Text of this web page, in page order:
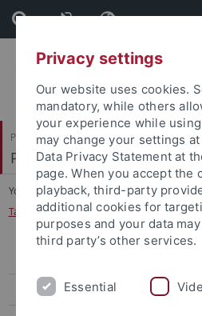
Skip
to
content
Skip
to
footer
Philosophische Fakultät
Prof. Dr. Jörg Robert
You are here: Startseite
...
Tagung Lessings Hamburgische
4. EdiKo Workshop
Privacy settings
Our website uses cookies.
mandatory, while others
your experience while
may change your settings
Data Privacy Statement at
page. When you accept the
playback, third-party
additional cookies for
purposes and your data
third party’s other services.
Essential